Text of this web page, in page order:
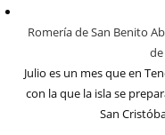
Romería de San Benito
Julio es un mes que en
con la que la isla se
San